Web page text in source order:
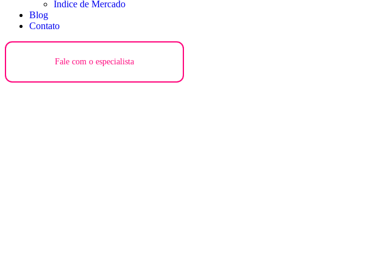
Índice de Mercado
Blog
Contato
Fale com o especialista